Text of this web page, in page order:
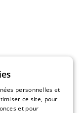
personnelles et
ce site, pour
et pour